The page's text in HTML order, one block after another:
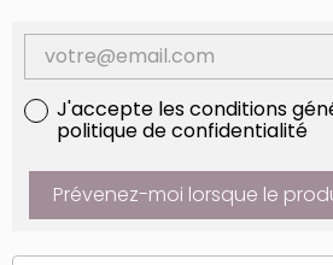
J'accepte les conditions
politique de confidentialité
Prévenez-moi lorsque le